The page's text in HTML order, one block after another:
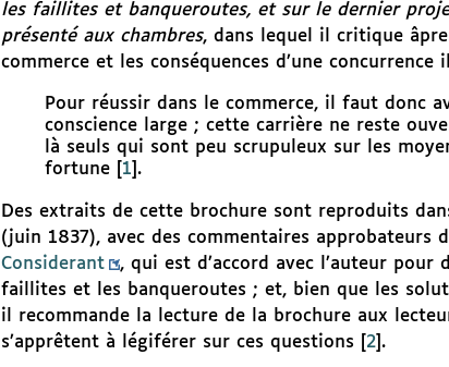
les faillites et banqueroutes, et sur le dernier
présenté aux chambres, dans lequel il critique
commerce et les conséquences d’une concurrence
Pour réussir dans le commerce, il faut donc
conscience large ; cette carrière ne reste
là seuls qui sont peu scrupuleux sur les
fortune[ 1 .
Des extraits de cette brochure sont reproduits
(juin 1837), avec des commentaires approbateurs
Considerant
, qui est d’accord avec l’auteur
faillites et les banqueroutes ; et, bien que les
il recommande la lecture de la brochure aux
s’apprêtent à légiférer sur ces questions
2] .